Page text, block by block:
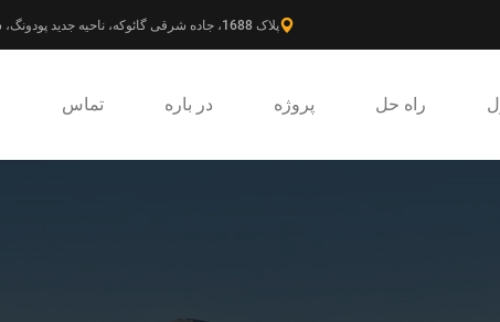
پلاک 1688، جاده شرقی گائوکه، ناحیه جدید پودونگ، شانگهای، چین.
راه حل پروژه در باره تماس